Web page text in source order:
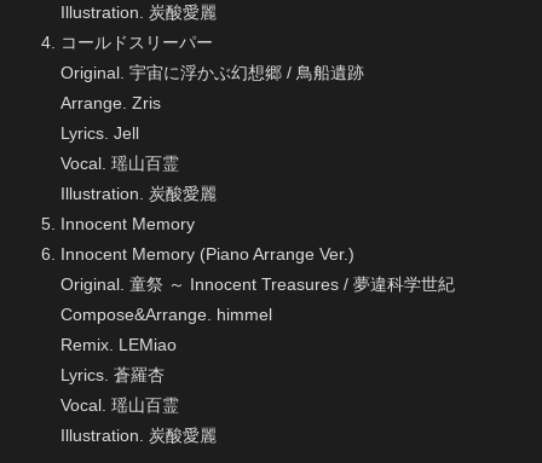
Illustration. 炭酸愛麗
コールドスリーパー
Original. 宇宙に浮かぶ幻想郷 / 鳥船遺跡
Arrange. Zris
Lyrics. Jell
Vocal. 瑶山百霊
Illustration. 炭酸愛麗
Innocent Memory
Innocent Memory (Piano Arrange Ver.)
Original. 童祭 ～ Innocent Treasures / 夢違科学世紀
Compose&Arrange. himmel
Remix. LEMiao
Lyrics. 蒼羅杏
Vocal. 瑶山百霊
Illustration. 炭酸愛麗